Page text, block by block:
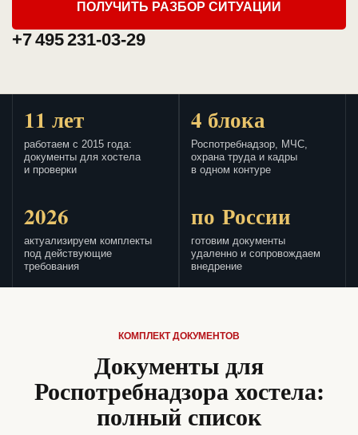
ПОЛУЧИТЬ РАЗБОР СИТУАЦИИ
+7 495 231-03-29
11 лет
работаем с 2015 года:
документы для хостела
и проверки
4 блока
Роспотребнадзор, МЧС,
охрана труда и кадры
в одном контуре
2026
актуализируем комплекты
под действующие
требования
по России
готовим документы
удаленно и сопровождаем
внедрение
КОМПЛЕКТ ДОКУМЕНТОВ
Документы для
Роспотребнадзора хостела:
полный список